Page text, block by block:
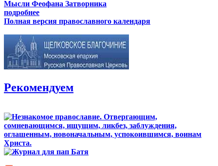
Мысли Феофана Затворника
подробнее
Полная версия православного календаря
Рекомендуем